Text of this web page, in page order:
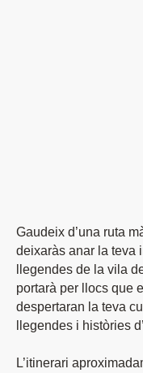
Gaudeix d’una ruta
deixaràs anar la teva
llegendes de la vila
portarà per llocs que
despertaran la teva
llegendes i històries
L’itinerari